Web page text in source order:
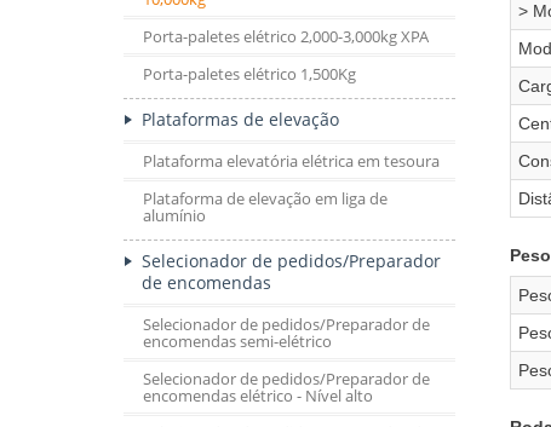
>
Peso
Porta-paletes elétrico 2,000-3,000kg XPA
Porta-paletes elétrico 1,500Kg
Plataformas de elevação
Plataforma elevatória elétrica em tesoura
Plataforma de elevação em liga de
alumínio
Selecionador de pedidos/Preparador
de encomendas
Selecionador de pedidos/Preparador de
encomendas semi-elétrico
Selecionador de pedidos/Preparador de
encomendas elétrico - Nível alto